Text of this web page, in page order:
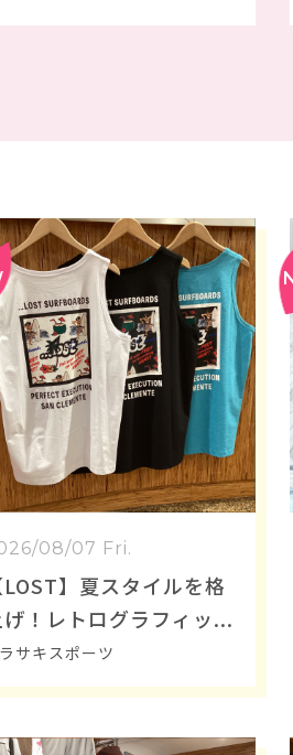
08/07 Fri.
LOST】夏スタイルを格
げ！レトログラフィッ
おしゃれな新作タン
ップをご紹介！
サキスポーツ